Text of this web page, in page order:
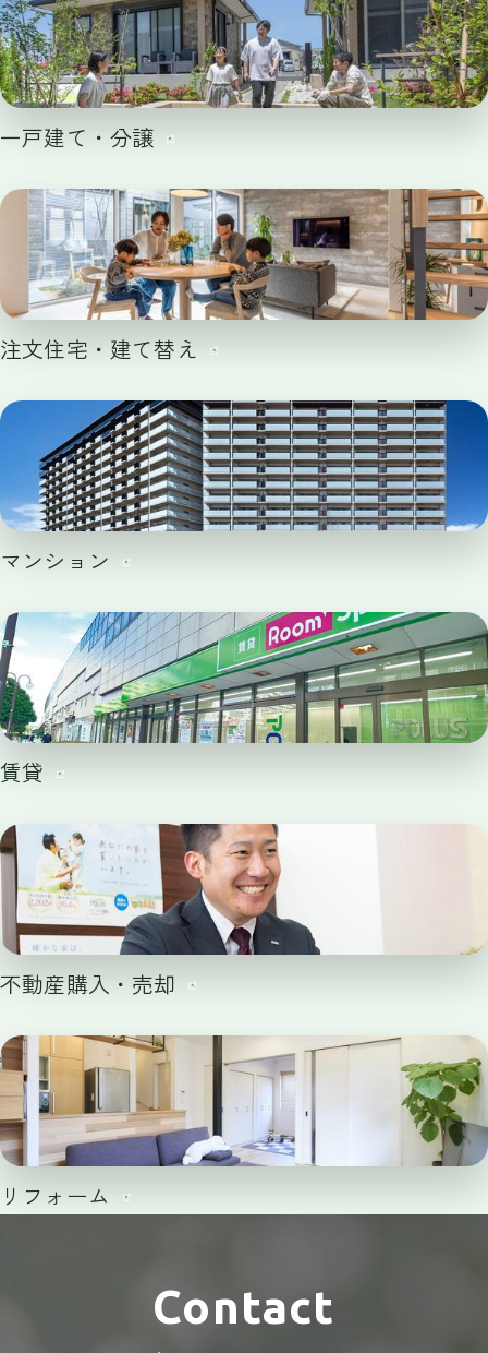
一戸建て・分譲
注文住宅・建て替え
マンション
賃貸
不動産購入・売却
リフォーム
Contact